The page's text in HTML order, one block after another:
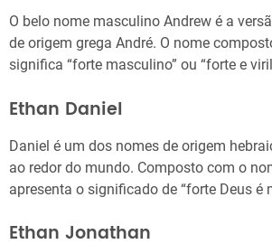
O belo nome masculino Andrew é a
de origem grega André. O nome
significa “forte masculino” ou “forte e
Ethan Daniel
Daniel é um dos nomes de origem
ao redor do mundo. Composto com o
apresenta o significado de “forte Deus é
Ethan Jonathan